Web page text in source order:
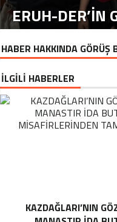
ERUH-DER’IN
HABER HAKKINDA GÖRÜŞ
İLGİLİ HABERLER
KAZDAĞLARI’NIN